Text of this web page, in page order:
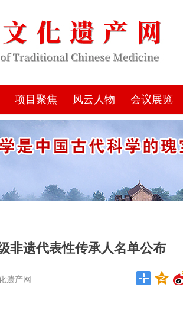
项目聚焦 风云人物 会议展览
非遗代表性传承人名单公布
遗产网